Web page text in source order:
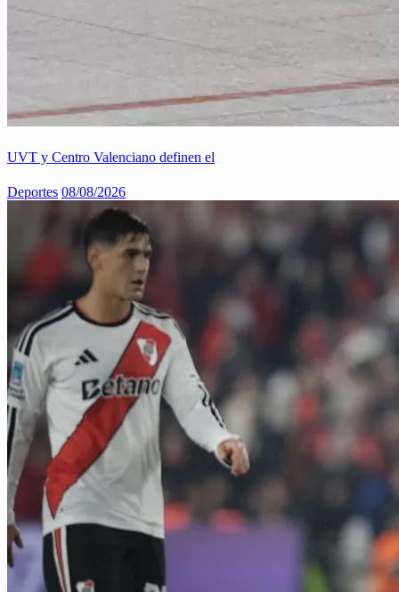
UVT y Centro Valenciano definen el
Deportes 08/08/2026